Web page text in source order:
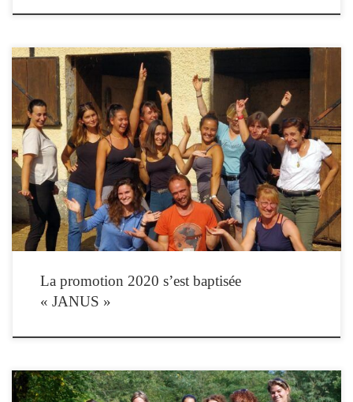
La huitième promotion de l’Institut de Formation en Equithérapie de PARIS, s’est
baptisée « JANUS ».
La promotion 2020 s’est baptisée
« JANUS »